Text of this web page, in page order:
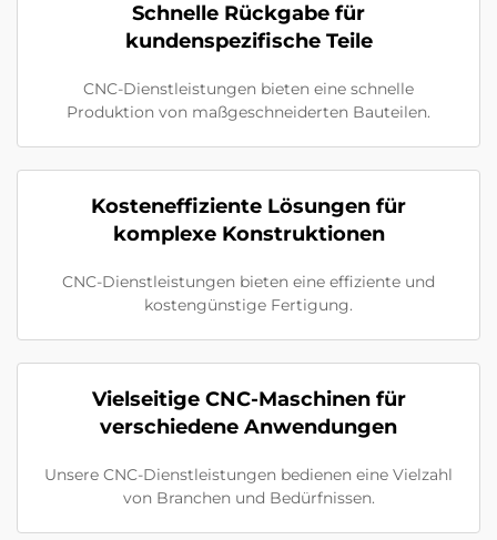
Schnelle Rückgabe für
kundenspezifische Teile
CNC-Dienstleistungen bieten eine schnelle
Produktion von maßgeschneiderten Bauteilen.
Kosteneffiziente Lösungen für
komplexe Konstruktionen
CNC-Dienstleistungen bieten eine effiziente und
kostengünstige Fertigung.
Vielseitige CNC-Maschinen für
verschiedene Anwendungen
Unsere CNC-Dienstleistungen bedienen eine Vielzahl
von Branchen und Bedürfnissen.